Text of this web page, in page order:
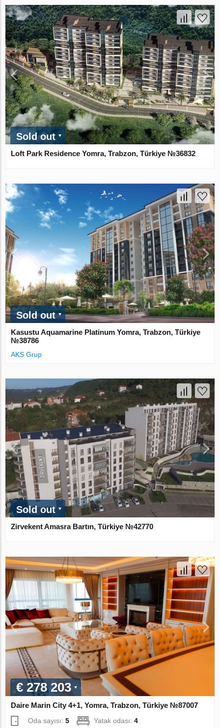
Sold out
Loft Park Residence Yomra, Trabzon, Türkiye №36832
Sold out
Kasustu Aquamarine Platinum Yomra, Trabzon, Türkiye
№38786
AKS Grup
Sold out
Zirvekent Amasra Bartın, Türkiye №42770
€ 278 203
Daire Marin City 4+1, Yomra, Trabzon, Türkiye №87007
Oda sayısı:5 Yatak odası:4